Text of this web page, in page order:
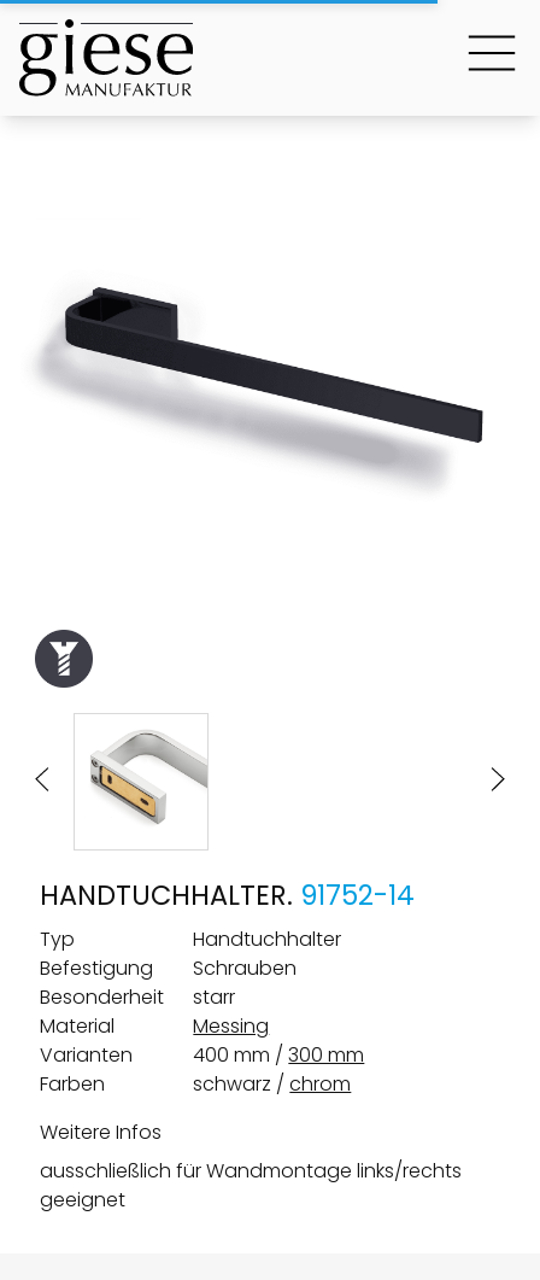
HANDTUCHHALTER. 91752-14
Typ
Handtuchhalter
Befestigung
Schrauben
Besonderheit
starr
Material
Messing
Varianten
400 mm
300 mm
Farben
schwarz
chrom
Weitere Infos
ausschließlich für Wandmontage links/rechts
geeignet